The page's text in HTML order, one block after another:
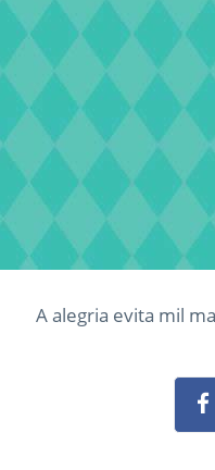
A alegria evita mil